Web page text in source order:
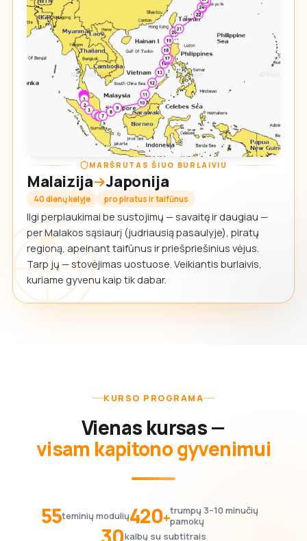
MARŠRUTAS ŠIUO BURLAIVIU
Malaizija Japonija
40 dienų kelyje pro piratus ir taifūnus
Ilgi perplaukimai be sustojimų — savaitę ir daugiau —
per Malakos sąsiaurį (judriausią pasaulyje), piratų
regioną, apeinant taifūnus ir priešpriešinius vėjus.
Tarp jų — stovėjimas uostuose. Veikiantis burlaivis,
kuriame gyvenu kaip tik dabar.
KURSO PROGRAMA
Vienas kursas —
visam kapitono gyvenimui
55teminių modulių420+trumpų 3–10 minučių
pamokų
kalbų su subtitrais